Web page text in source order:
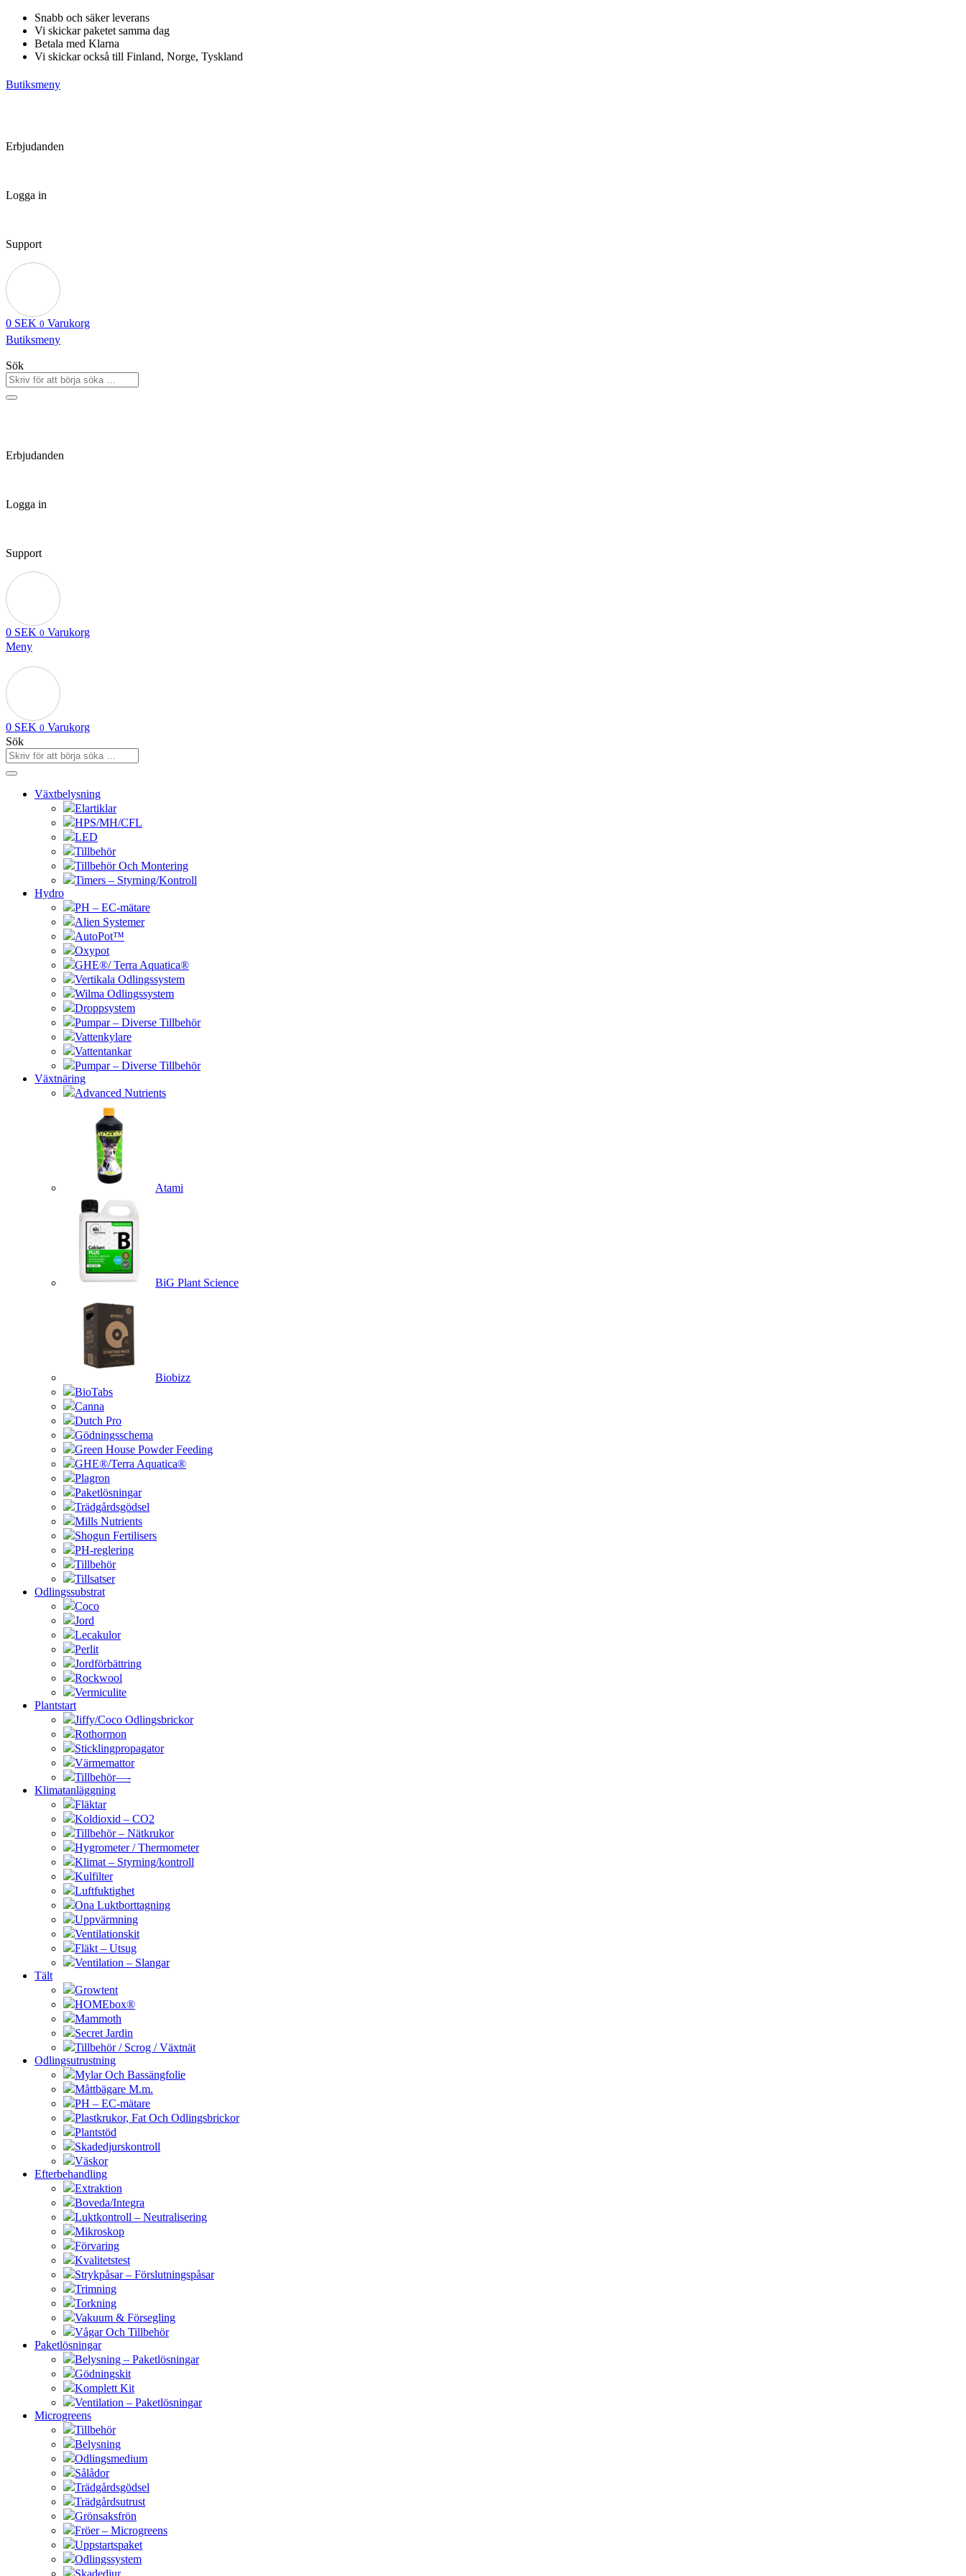
Hoppa
innehåll
Snabb och säker leverans
Vi skickar paketet samma dag
Betala med Klarna
Vi skickar också till Finland, Norge, Tyskland
Butiksmeny
Erbjudanden
Logga in
Support
0 SEK 0 Varukorg
Butiksmeny
Sök
Erbjudanden
Logga in
Support
0 SEK 0 Varukorg
Meny
0 SEK 0 Varukorg
Sök
Växtbelysning
Elartiklar
HPS/MH/CFL
LED
Tillbehör
Tillbehör Och Montering
Timers – Styrning/Kontroll
Hydro
PH – EC-mätare
Alien Systemer
AutoPot™
Oxypot
GHE®/ Terra Aquatica®
Vertikala Odlingssystem
Wilma Odlingssystem
Droppsystem
Pumpar – Diverse Tillbehör
Vattenkylare
Vattentankar
Pumpar – Diverse Tillbehör
Växtnäring
Advanced Nutrients
Atami
BiG Plant Science
Biobizz
BioTabs
Canna
Dutch Pro
Gödningsschema
Green House Powder Feeding
GHE®/Terra Aquatica®
Plagron
Paketlösningar
Trädgårdsgödsel
Mills Nutrients
Shogun Fertilisers
PH-reglering
Tillbehör
Tillsatser
Odlingssubstrat
Coco
Jord
Lecakulor
Perlit
Jordförbättring
Rockwool
Vermiculite
Plantstart
Jiffy/Coco Odlingsbrickor
Rothormon
Sticklingpropagator
Värmemattor
Tillbehör—-
Klimatanläggning
Fläktar
Koldioxid – CO2
Tillbehör – Nätkrukor
Hygrometer / Thermometer
Klimat – Styrning/kontroll
Kulfilter
Luftfuktighet
Ona Luktborttagning
Uppvärmning
Ventilationskit
Fläkt – Utsug
Ventilation – Slangar
Tält
Growtent
HOMEbox®
Mammoth
Secret Jardin
Tillbehör / Scrog / Växtnät
Odlingsutrustning
Mylar Och Bassängfolie
Måttbägare M.m.
PH – EC-mätare
Plastkrukor, Fat Och Odlingsbrickor
Plantstöd
Skadedjurskontroll
Väskor
Efterbehandling
Extraktion
Boveda/Integra
Luktkontroll – Neutralisering
Mikroskop
Förvaring
Kvalitetstest
Strykpåsar – Förslutningspåsar
Trimning
Torkning
Vakuum & Försegling
Vågar Och Tillbehör
Paketlösningar
Belysning – Paketlösningar
Gödningskit
Komplett Kit
Ventilation – Paketlösningar
Microgreens
Tillbehör
Belysning
Odlingsmedium
Sålådor
Trädgårdsgödsel
Trädgårdsutrust
Grönsaksfrön
Fröer – Microgreens
Uppstartspaket
Odlingssystem
Skadedjur